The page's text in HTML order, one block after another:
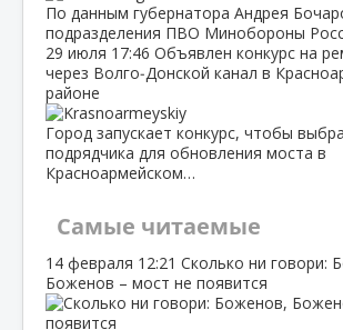
По данным губернатора Андрея
подразделения ПВО Минобороны
29 июля 17:46 Объявлен конкурс на
через Волго‑Донской канал в
районе
Город запускает конкурс, чтобы
подрядчика для обновления моста в
Красноармейском…
Самые читаемые
14 февраля 12:21 Сколько ни говори:
Боженов – мост не появится